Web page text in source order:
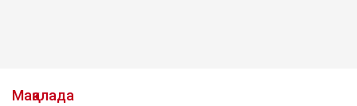
Мақалада